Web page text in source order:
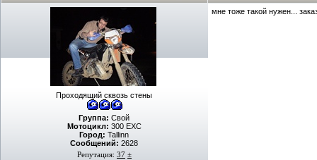
Проходящий сквозь стены
Группа: Свой
Мотоцикл: 300 EXC
Город: Tallinn
Сообщений: 2628
Репутация: 37 ±
мне тоже такой нужен...